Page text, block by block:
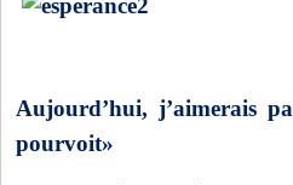
Aujourd’hui, j’aimerais
pourvoit»